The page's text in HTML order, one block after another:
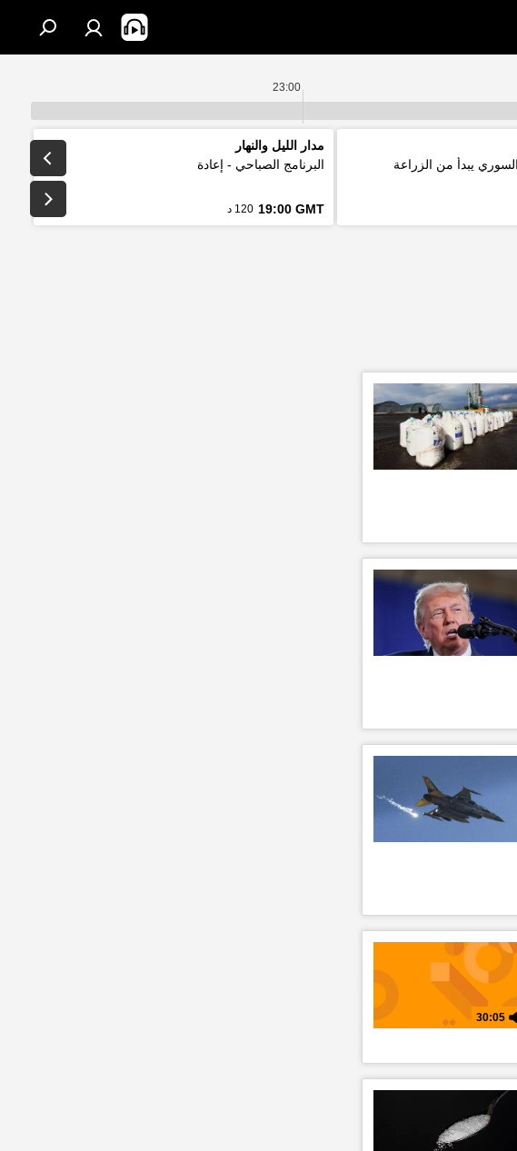
23:00
يبدأ من الزراعة
مدار الليل والنهار
البرنامج الصباحي - إعادة
19:00 GMT 120 د
30:05